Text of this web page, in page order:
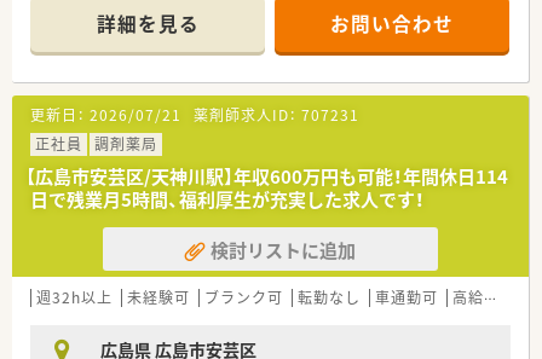
共に協力しながら、安全で迅速な調剤業務を日々遂行していま
す。
■透析科をメインとしながらも、ドラッグストア併設の強みを活
かして全体の約5割を広域からの処方箋が占めているのが特徴で
す。
【募集背景と求める人物像について】
■事業拡大に伴う増員のための「急募」案件であり、将来的に薬
局長として店舗運営を担っていただける若手の方を積極的に募
集します。
■調剤未経験の方でも、接遇面において自信があり、患者様に寄
り添った丁寧なコミュニケーションが取れる方を高く評価いた
します。
■30代後半までの意欲的な薬剤師を求めており、周囲と連携し
ています。
詳細を見る お問い合わせ
更新日： 2026/07/21 薬剤師求人ID： 707231
正社員
調剤薬局
【広島市安芸区/天神川駅】年収600万円も可能！年間休日114
日で残業月5時間、福利厚生が充実した求人です！
検討リストに追加
週32h以上 未経験可 ブランク可 転勤なし 車通勤可 高給与(600万円以上)
広島県 広島市安芸区